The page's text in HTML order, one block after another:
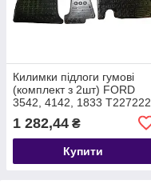
Килимки підлоги гумові
(комплект з 2шт) FORD
3542, 4142, 1833 T227222
1 282,44 ₴
Купити